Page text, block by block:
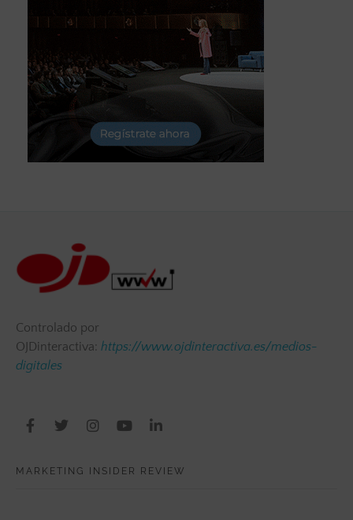
Controlado por
OJDinteractiva: https://www.ojdinteractiva.es/medios-
digitales
MARKETING INSIDER REVIEW